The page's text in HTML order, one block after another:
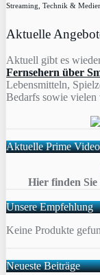
Streaming, Technik &
Aktuelle
Aktuell gibt es
Fernsehern über
Lebensmitteln,
Bedarfs sowie
Aktuelle Prime
Hier finden Sie
Unsere Empfehlung
Keine Produkte
Neueste Beiträge